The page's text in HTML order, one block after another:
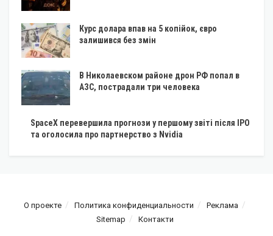
Курс долара впав на 5 копійок, євро
залишився без змін
В Николаевском районе дрон РФ попал в
АЗС, пострадали три человека
SpaceX перевершила прогнози у першому звіті після IPO
та оголосила про партнерство з Nvidia
О проекте Политика конфиденциальности
Реклама
Sitemap
Контакти